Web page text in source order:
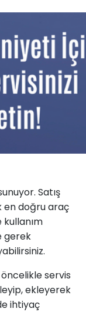
Satış
en doğru araç
gerek
öncelikle servis
ekleyerek
ihtiyaç